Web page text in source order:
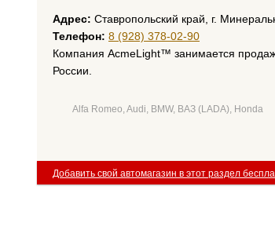
Адрес: Ставропольский край, г.
Телефон: 8 (928) 378-02-90
Компания AcmeLight™ занимается
России.
Alfa Romeo, Audi, BMW, ВАЗ (LADA), Honda
Добавить свой автомагазин в этот раздел